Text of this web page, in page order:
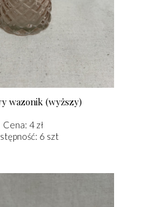
wazonik (wyższy)
Cena: 4 zł
6 szt